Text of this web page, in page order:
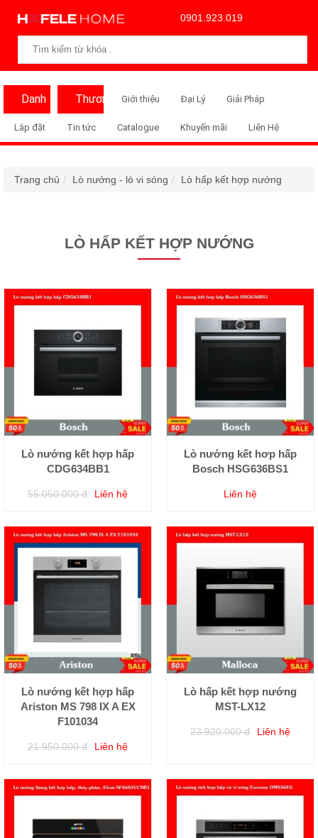
0901.923.019
Danh
Mục
Thương
Hiệu
Giới thiệu Đại Lý Giải Pháp
Lắp đặt Tin tức Catalogue Khuyến mãi Liên Hệ
Trang chủ Lò nướng - lò vi sóng Lò hấp kết hợp nướng
LÒ HẤP KẾT HỢP NƯỚNG
Lò nướng kết hợp hấp
CDG634BB1
55.050.000 đ Liên hệ
Lò nướng kết hơp hấp
Bosch HSG636BS1
Liên hệ
Lò nướng kết hợp hấp
Ariston MS 798 IX A EX
F101034
21.950.000 đ Liên hệ
Lò hấp kết hợp nướng
MST-LX12
23.920.000 đ Liên hệ